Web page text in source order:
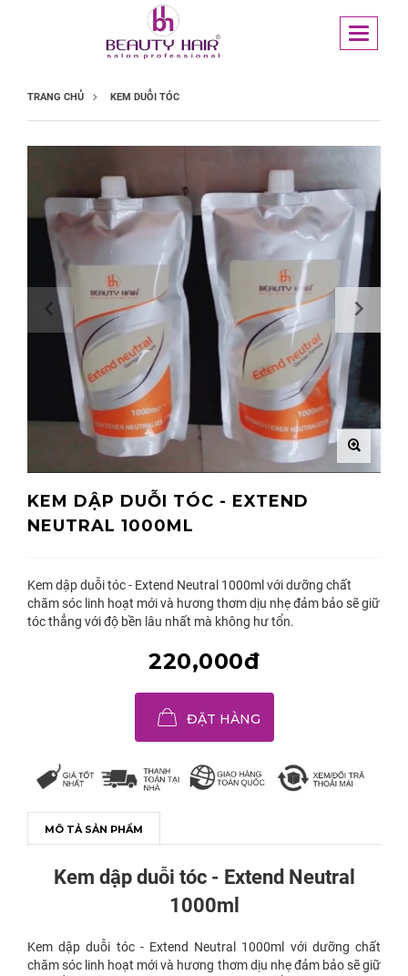
TRANG CHỦ KEM DUỖI TÓC
KEM DẬP DUỖI TÓC - EXTEND
NEUTRAL 1000ML
Kem dập duỗi tóc - Extend Neutral 1000ml với dưỡng chất
chăm sóc linh hoạt mới và hương thơm dịu nhẹ đảm bảo sẽ giữ
tóc thẳng với độ bền lâu nhất mà không hư tổn.
220,000đ
ĐẶT HÀNG
MÔ TẢ SẢN PHẨM
Kem dập duỗi tóc - Extend Neutral
1000ml
Kem dập duỗi tóc - Extend Neutral 1000ml với dưỡng chất
chăm sóc linh hoạt mới và hương thơm dịu nhẹ đảm bảo sẽ giữ